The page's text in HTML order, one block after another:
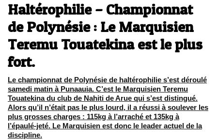
Haltérophilie – Championnat
de Polynésie : Le Marquisien
Teremu Touatekina est le plus
fort.
Le championnat de Polynésie de haltérophilie s’est déroulé
samedi matin à Punaauia. C’est le Marquisien Teremu
Touatekina du club de Nahiti de Arue qui s’est distingué.
Alors qu’il n’était pas le plus lourd, il a réussi à soulever les
plus grosses charges : 115kg à l’arraché et 135kg à
l’épaulé-jeté. Le Marquisien est donc le leader actuel de la
discipline.